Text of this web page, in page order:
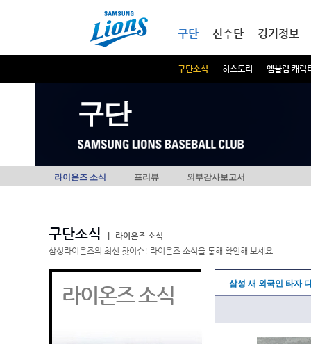
구단
구단소식 히스토리 엠블럼 캐릭
선수단 경기정보
구단
라이온즈 소식 프리뷰 외부감사보고서
구단소식
라이온즈 소식
삼성라이온즈의 최신 핫이슈! 라이온즈 소식을 통해 확인해 보세요.
라이온즈 소식 삼성 새 외국인 타자